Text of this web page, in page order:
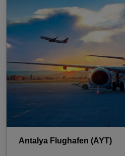
Antalya Flughafen (AYT)